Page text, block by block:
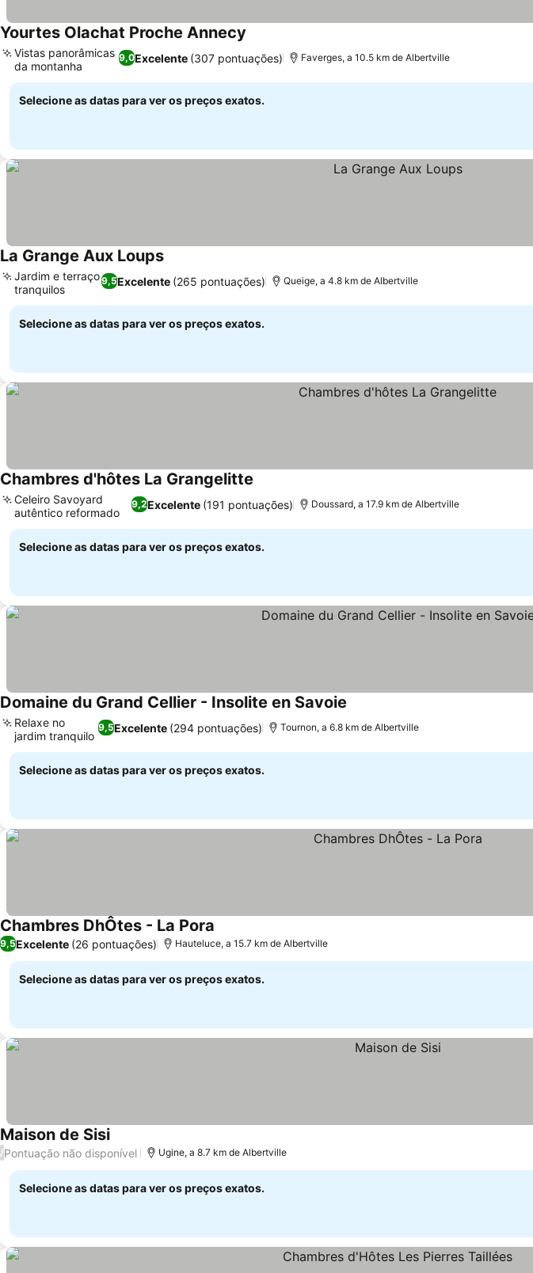
Yourtes Olachat Proche Annecy
9,0Excelente (307 pontuações)
Vistas panorâmicas
da montanha
Faverges, a 10.5 km de Albertville
Selecione as datas para ver os preços exatos.
La Grange Aux Loups
9,5Excelente (265 pontuações)
Jardim e terraço
tranquilos
Queige, a 4.8 km de Albertville
Selecione as datas para ver os preços exatos.
Chambres d'hôtes La Grangelitte
9,2Excelente (191 pontuações)
Celeiro Savoyard
autêntico reformado
Doussard, a 17.9 km de Albertville
Selecione as datas para ver os preços exatos.
Domaine du Grand Cellier - Insolite en Savoie
9,5Excelente (294 pontuações)
Relaxe no
jardim tranquilo
Tournon, a 6.8 km de Albertville
Selecione as datas para ver os preços exatos.
Chambres DhÔtes - La Pora
9,5Excelente (26 pontuações) Hauteluce, a 15.7 km de Albertville
Selecione as datas para ver os preços exatos.
Maison de Sisi
/Pontuação não disponível Ugine, a 8.7 km de Albertville
Selecione as datas para ver os preços exatos.